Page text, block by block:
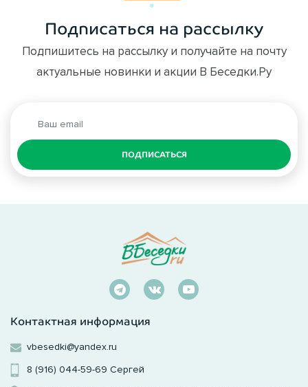
Подписаться на рассылку
Подпишитесь на рассылку и получайте на почту
актуальные новинки и акции В Беседки.Ру
ПОДПИСАТЬСЯ
Контактная информация
vbesedki@yandex.ru
8 (916) 044-59-69 Сергей